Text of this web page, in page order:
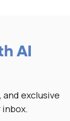
AI
exclusive